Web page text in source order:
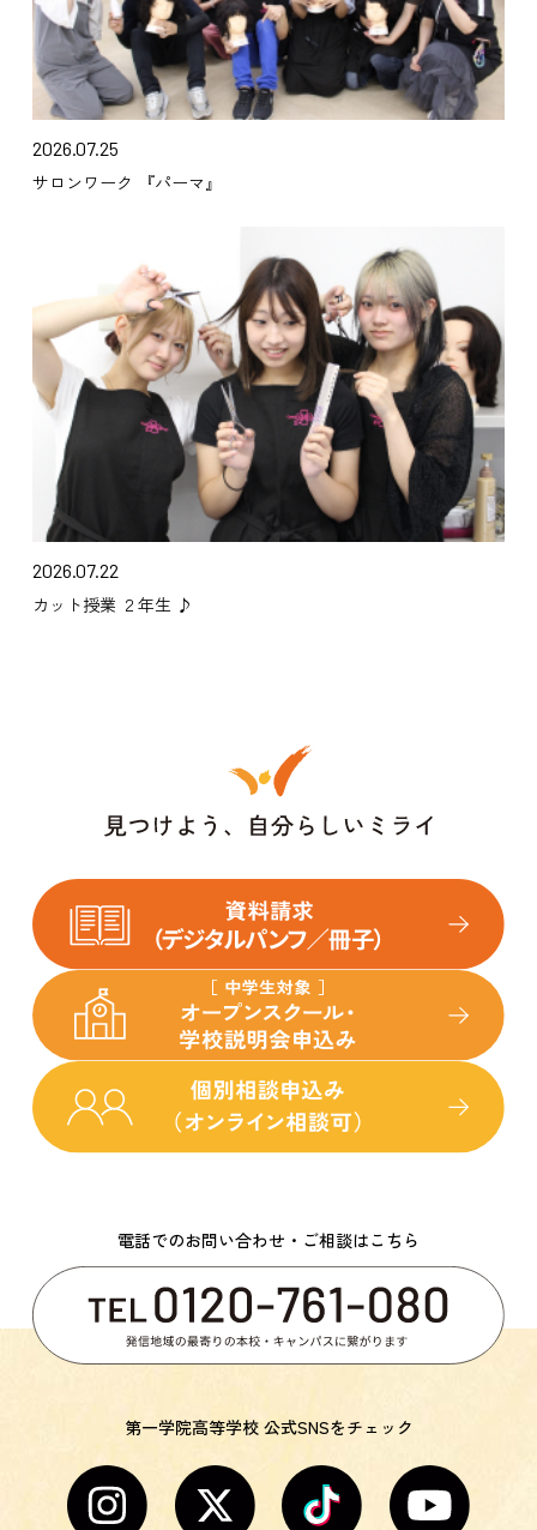
2026.07.25
サロンワーク 『パーマ』
2026.07.22
カット授業 ２年生 ♪
電話でのお問い合わせ・ご相談はこちら
第一学院高等学校 公式SNSをチェック